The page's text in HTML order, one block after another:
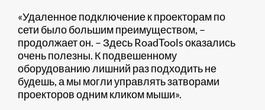
«Удаленное подключение к проекторам по
сети было большим преимуществом, –
продолжает он. – Здесь RoadTools оказались
очень полезны. К подвешенному
оборудованию лишний раз подходить не
будешь, а мы могли управлять затворами
проекторов одним кликом мыши».